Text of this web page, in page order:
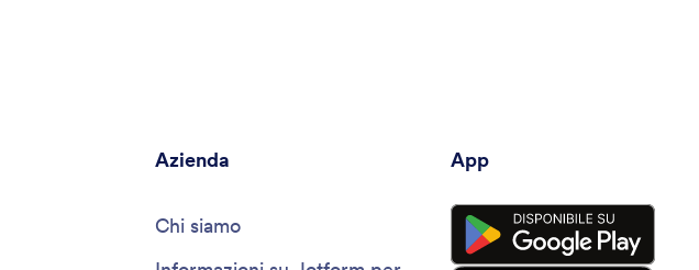
Azienda
Chi siamo
App